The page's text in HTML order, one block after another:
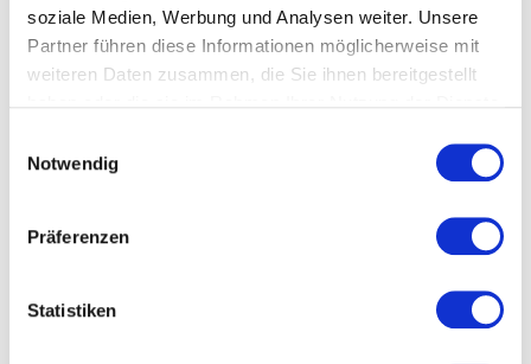
soziale Medien, Werbung und Analysen weiter. Unsere
Partner führen diese Informationen möglicherweise mit
weiteren Daten zusammen, die Sie ihnen bereitgestellt
Cookies, wenn Sie unsere Webseite weiterhin nutzen.
Notwendig
Präferenzen
Statistiken